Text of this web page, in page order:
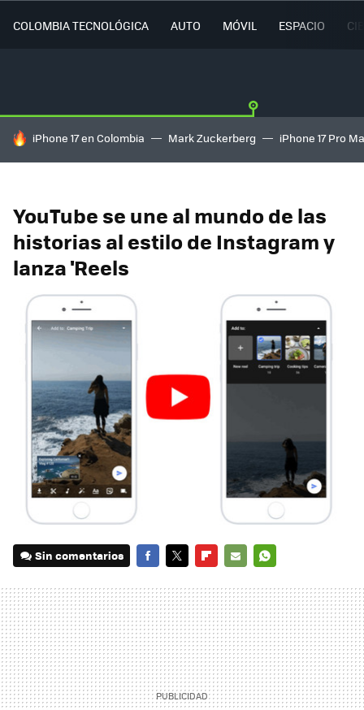
COLOMBIA TECNOLÓGICA AUTO MÓVIL ESPACIO
HOY SE HABLA DE
iPhone 17 en Colombia Mark Zuckerberg iPhone 17 Pro
YouTube se une al mundo de las
historias al estilo de Instagram y
lanza 'Reels
Sin comentarios
MAIL